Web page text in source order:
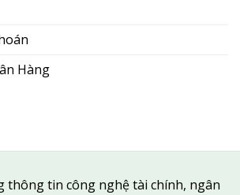
Hàng
thông tin công nghệ tài chính, ngân